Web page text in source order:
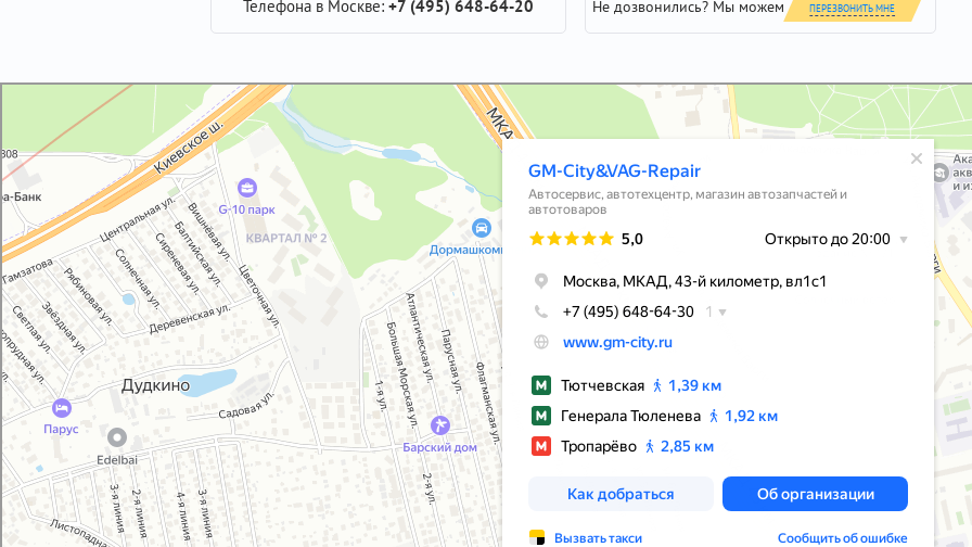
Телефона в Москве: +7 (495) 648-64-20 Не дозвонились? Мы можем ПЕРЕЗВОНИТЬ МНЕ
Автосервис, автотехцентр в Москве
Магазин автозапчастей и автотоваров в Москве